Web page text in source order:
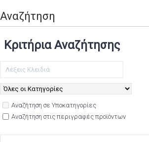
Αναζήτηση
Κριτήρια Αναζήτησης
Αναζήτηση σε Υποκατηγορίες
Αναζήτηση στις περιγραφές προϊόντων